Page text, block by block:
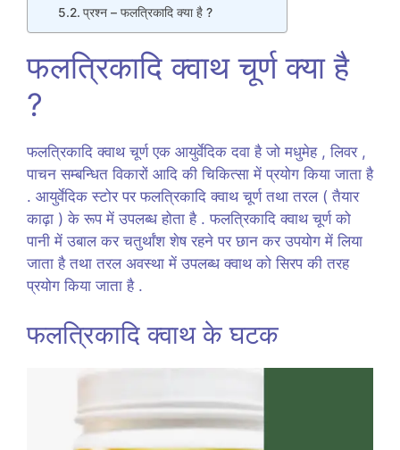
प्रश्न – फलत्रिकादि क्या है ?
फलत्रिकादि क्वाथ चूर्ण क्या है
?
फलत्रिकादि क्वाथ चूर्ण एक आयुर्वेदिक दवा है जो मधुमेह , लिवर ,
पाचन सम्बन्धित विकारों आदि की चिकित्सा में प्रयोग किया जाता है
. आयुर्वेदिक स्टोर पर फलत्रिकादि क्वाथ चूर्ण तथा तरल ( तैयार
काढ़ा ) के रूप में उपलब्ध होता है . फलत्रिकादि क्वाथ चूर्ण को
पानी में उबाल कर चतुर्थांश शेष रहने पर छान कर उपयोग में लिया
जाता है तथा तरल अवस्था में उपलब्ध क्वाथ को सिरप की तरह
प्रयोग किया जाता है .
फलत्रिकादि क्वाथ के घटक